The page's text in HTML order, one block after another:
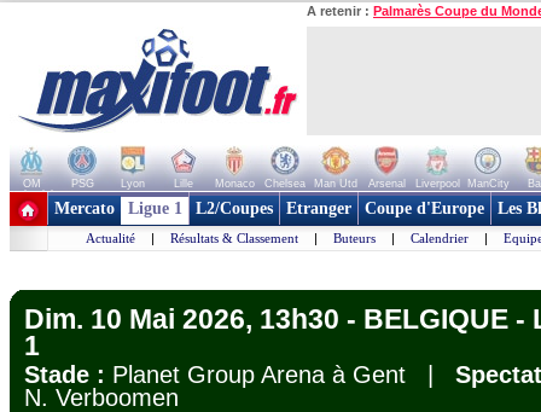
A retenir : Palmarès Coupe du
OM PSG Lyon Lille Monaco Chelsea Man Utd Arsenal Liverpool ManCity
+ de clubs
Mercato Ligue 1 L2/Coupes Etranger Coupe d'Europe Les
Actualité | Résultats & Classement | Buteurs | Calendrier |
Dim. 10 Mai 2026, 13h30 - BELGIQUE
1
Stade : Planet Group Arena à Gent |
N. Verboomen